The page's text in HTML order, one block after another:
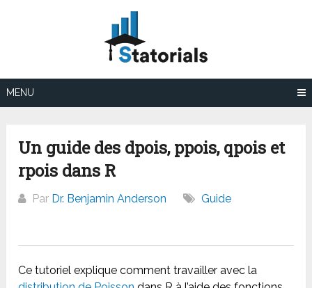
MENU
Un guide des dpois, ppois, qpois et
rpois dans R
Par Dr. Benjamin Anderson Guide
Ce tutoriel explique comment travailler avec la